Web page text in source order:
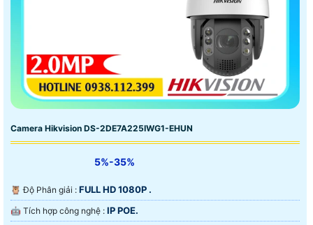
Camera Hikvision DS-2DE7A225IWG1-EHUN
5%-35%
🦉 Độ Phân giải : FULL HD 1080P .
🤖️ Tích hợp công nghệ : IP POE.